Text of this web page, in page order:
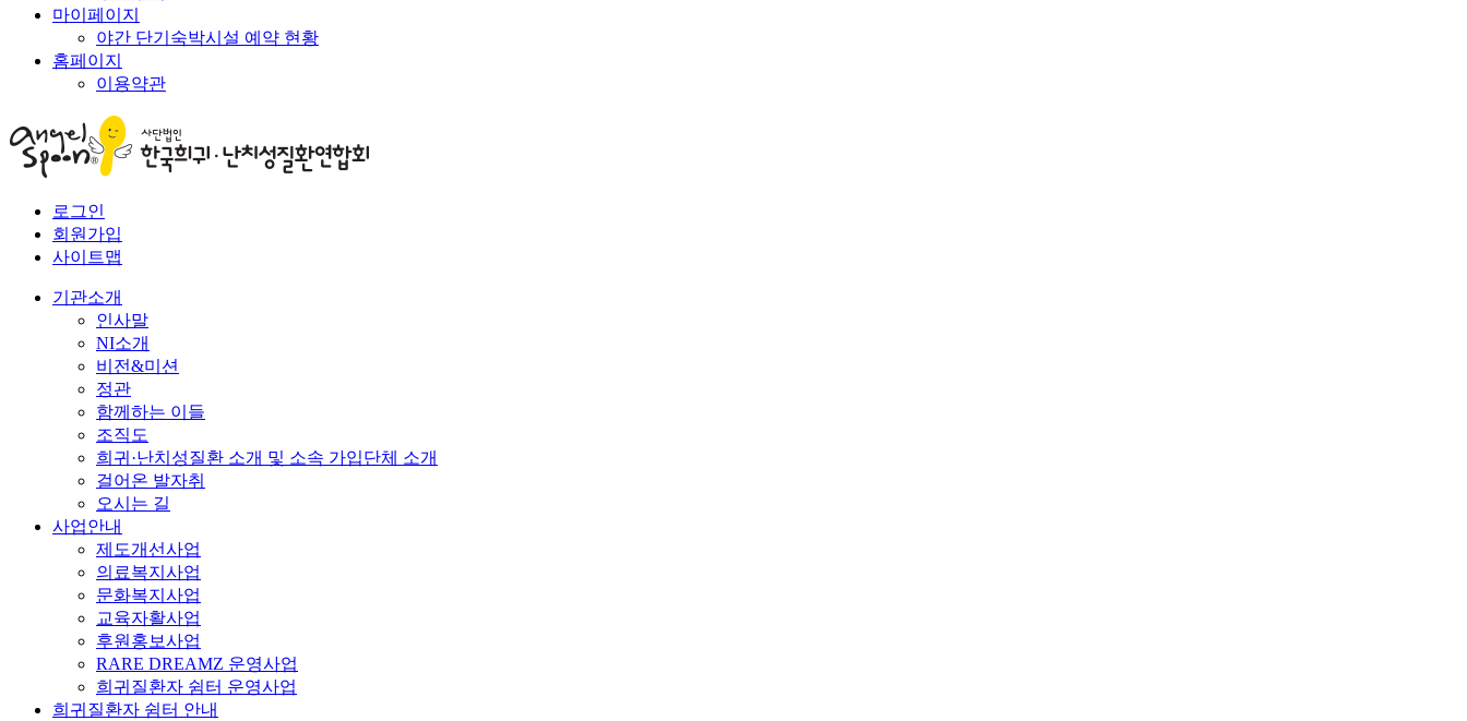
마이페이지
야간 단기숙박시설 예약 현황
홈페이지
이용약관
로그인
회원가입
사이트맵
기관소개
인사말
NI소개
비전&미션
정관
함께하는 이들
조직도
희귀·난치성질환 소개 및 소속 가입단체 소개
걸어온 발자취
오시는 길
사업안내
제도개선사업
의료복지사업
문화복지사업
교육자활사업
후원홍보사업
RARE DREAMZ 운영사업
희귀질환자 쉼터 운영사업
희귀질환자 쉼터 안내